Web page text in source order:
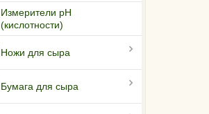
Измерители pH
(кислотности)
Ножи для сыра
Бумага для сыра